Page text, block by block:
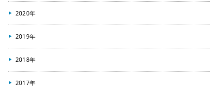
2020年
2019年
2018年
2017年